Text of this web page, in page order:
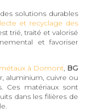
solutions durables
et recyclage des
trié, traité et valorisé
et favoriser
à Domont, BG
aluminium, cuivre ou
Ces matériaux sont
dans les filières de